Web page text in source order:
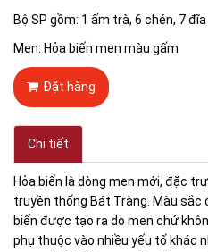
Bộ SP gồm: 1 ấm trà, 6 chén, 7 đĩa
Men: Hỏa biến men màu gấm
Đặt hàng
Chi tiết
Hỏa biến là dòng men mới, đặc
truyền thống Bát Tràng. Màu sắc
biến được tạo ra do men chứ
phụ thuộc vào nhiều yếu tố khác